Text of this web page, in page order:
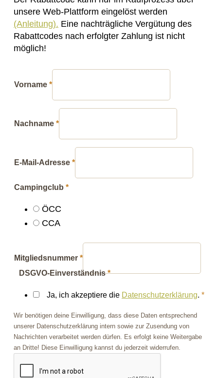
unsere Web-Plattform eingelöst werden
(Anleitung). Eine nachträgliche Vergütung des
Rabattcodes nach erfolgter Zahlung ist nicht
möglich!
Vorname *
Nachname *
E-Mail-Adresse *
Campingclub *
ÖCC
CCA
Mitgliedsnummer *
DSGVO-Einverständnis*
Ja, ich akzeptiere die Datenschutzerklärung. *
Wir benötigen deine Einwilligung, dass diese Daten entsprechend
unserer Datenschutzerklärung intern sowie zur Zusendung von
Nachrichten verarbeitet werden dürfen. Es erfolgt keine Weitergabe
an Dritte! Diese Einwilligung kannst du jederzeit widerrufen.